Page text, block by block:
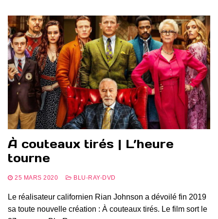
À couteaux tirés | L’heure
tourne
25 MARS 2020 BLU-RAY-DVD
Le réalisateur californien Rian Johnson a dévoilé fin 2019
sa toute nouvelle création : À couteaux tirés. Le film sort le